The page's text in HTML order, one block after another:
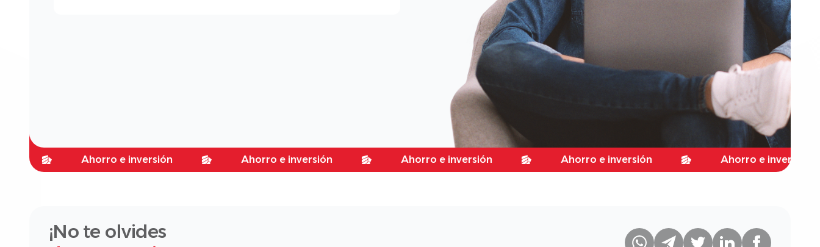
Ahorro e inversión Ahorro e inversión Ahorro e inversión Ahorro e inversión Ahorro e inversión
¡No te olvides